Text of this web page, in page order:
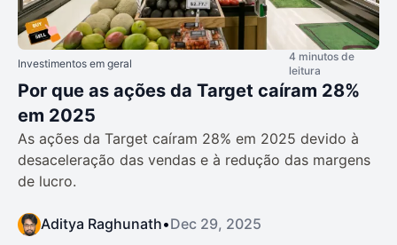
Investimentos em geral
4 minutos de
leitura
Por que as ações da Target caíram 28%
em 2025
As ações da Target caíram 28% em 2025 devido à
desaceleração das vendas e à redução das margens
de lucro.
Aditya Raghunath•Dec 29, 2025